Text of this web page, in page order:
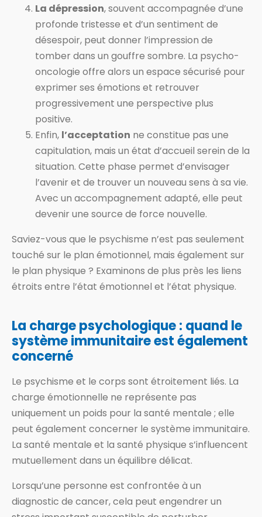
La dépression, souvent accompagnée d’une
profonde tristesse et d’un sentiment de
désespoir, peut donner l’impression de
tomber dans un gouffre sombre. La psycho-
oncologie offre alors un espace sécurisé pour
exprimer ses émotions et retrouver
progressivement une perspective plus
positive.
Enfin, l’acceptation ne constitue pas une
capitulation, mais un état d’accueil serein de la
situation. Cette phase permet d’envisager
l’avenir et de trouver un nouveau sens à sa vie.
Avec un accompagnement adapté, elle peut
devenir une source de force nouvelle.
Saviez-vous que le psychisme n’est pas seulement
touché sur le plan émotionnel, mais également sur
le plan physique ? Examinons de plus près les liens
étroits entre l’état émotionnel et l’état physique.
La charge psychologique : quand le
système immunitaire est également
concerné
Le psychisme et le corps sont étroitement liés. La
charge émotionnelle ne représente pas
uniquement un poids pour la santé mentale ; elle
peut également concerner le système immunitaire.
La santé mentale et la santé physique s’influencent
mutuellement dans un équilibre délicat.
Lorsqu’une personne est confrontée à un
diagnostic de cancer, cela peut engendrer un